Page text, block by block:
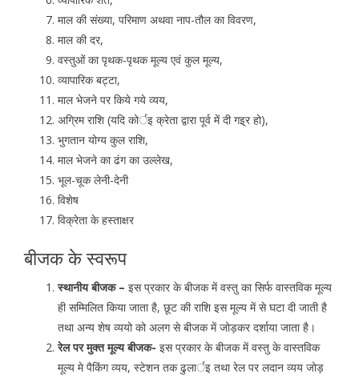
माल की संख्या, परिमाण अथवा नाप-तौल का विवरण,
माल की दर,
वस्तुओं का पृथक-पृथक मूल्य एवं कुल मूल्य,
व्यापारिक बट्टा,
माल भेजने पर किये गये व्यय,
अग्रिम राशि (यदि कोर्इ क्रेता द्वारा पूर्व में दी गइ्र हो),
भुगतान योग्य कुल राशि,
माल भेजने का ढंग का उल्लेख,
भूल-चूक लेनी-देनी
विशेष
विक्रेता के हस्ताक्षर
बीजक के स्वरूप
स्थानीय बीजक – इस प्रकार के बीजक में वस्तु का सिर्फ वास्तविक मूल्य
ही सम्मिलित किया जाता है, छूट की राशि इस मूल्य में से घटा दी जाती है
तथा अन्य शेष व्ययो को अलग से बीजक में जोड़कर दर्शाया जाता है।
रेल पर मुक्त मूल्य बीजक- इस प्रकार के बीजक में वस्तु के वास्तविक
मूल्य मे पैकिंग व्यय, स्टेशन तक ढुलार्इ तथा रेल पर लदान व्यय जोड़